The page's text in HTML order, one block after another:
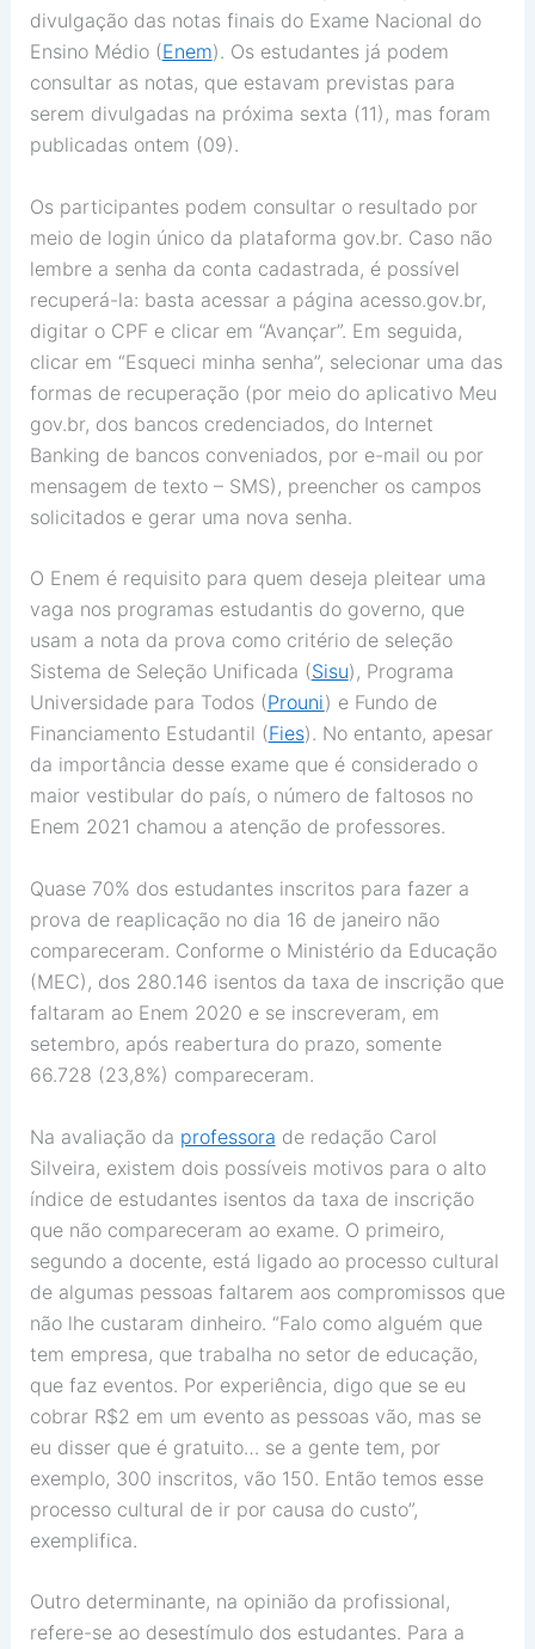
divulgação das notas finais do Exame Nacional do
Ensino Médio (Enem). Os estudantes já podem
consultar as notas, que estavam previstas para
serem divulgadas na próxima sexta (11), mas foram
publicadas ontem (09).
Os participantes podem consultar o resultado por
meio de login único da plataforma gov.br. Caso não
lembre a senha da conta cadastrada, é possível
recuperá-la: basta acessar a página acesso.gov.br,
digitar o CPF e clicar em “Avançar”. Em seguida,
clicar em “Esqueci minha senha”, selecionar uma das
formas de recuperação (por meio do aplicativo Meu
gov.br, dos bancos credenciados, do Internet
Banking de bancos conveniados, por e-mail ou por
mensagem de texto – SMS), preencher os campos
solicitados e gerar uma nova senha.
O Enem é requisito para quem deseja pleitear uma
vaga nos programas estudantis do governo, que
usam a nota da prova como critério de seleção
Sistema de Seleção Unificada (Sisu), Programa
Universidade para Todos (Prouni) e Fundo de
Financiamento Estudantil (Fies). No entanto, apesar
da importância desse exame que é considerado o
maior vestibular do país, o número de faltosos no
Enem 2021 chamou a atenção de professores.
Quase 70% dos estudantes inscritos para fazer a
prova de reaplicação no dia 16 de janeiro não
compareceram. Conforme o Ministério da Educação
(MEC), dos 280.146 isentos da taxa de inscrição que
faltaram ao Enem 2020 e se inscreveram, em
setembro, após reabertura do prazo, somente
66.728 (23,8%) compareceram.
Na avaliação da professora de redação Carol
Silveira, existem dois possíveis motivos para o alto
índice de estudantes isentos da taxa de inscrição
que não compareceram ao exame. O primeiro,
segundo a docente, está ligado ao processo cultural
de algumas pessoas faltarem aos compromissos que
não lhe custaram dinheiro. “Falo como alguém que
tem empresa, que trabalha no setor de educação,
que faz eventos. Por experiência, digo que se eu
cobrar R$2 em um evento as pessoas vão, mas se
eu disser que é gratuito… se a gente tem, por
exemplo, 300 inscritos, vão 150. Então temos esse
processo cultural de ir por causa do custo”,
exemplifica.
Outro determinante, na opinião da profissional,
refere-se ao desestímulo dos estudantes. Para a